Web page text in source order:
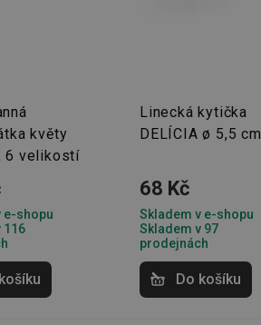
květy
6 velikostí
e-shopu
116
Linecká kytička
DELÍCIA ø 5,5 cm
68 Kč
Skladem v e-shopu
Skladem v 97
prodejnách
Do košíku